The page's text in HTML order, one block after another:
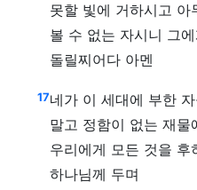
못할 빛에 거하시고
볼 수 없는 자시니 그
돌릴찌어다 아멘
17네가 이 세대에 부한
말고 정함이 없는 재물
우리에게 모든 것을 후
하나님께 두며